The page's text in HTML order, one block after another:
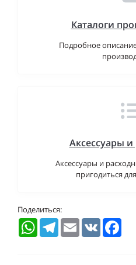
Каталоги
Подробное
Аксессуары
Аксессуары и
пригодиться
Поделиться:
WhatsAppTelegramEmail VK